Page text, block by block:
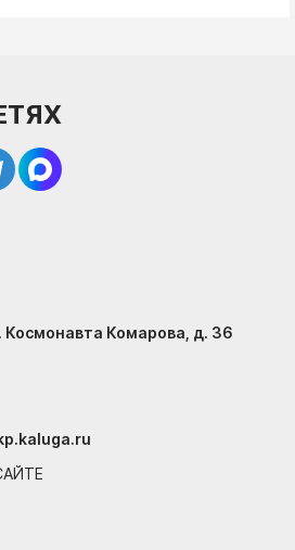
Космонавта Комарова, д. 36